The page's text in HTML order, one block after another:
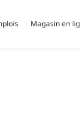
Magasin en